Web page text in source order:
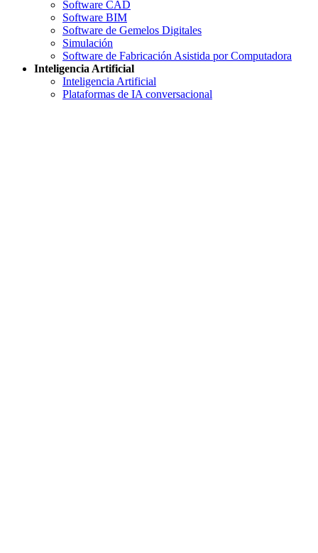
Software CAD
Software BIM
Software de Gemelos Digitales
Simulación
Software de Fabricación Asistida por Computadora
Inteligencia Artificial
Inteligencia Artificial
Plataformas de IA conversacional